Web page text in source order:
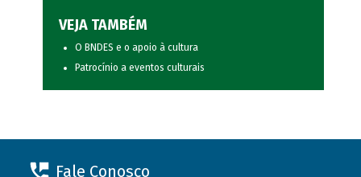
VEJA TAMBÉM
O BNDES e o apoio à cultura
Patrocínio a eventos culturais
Fale Conosco